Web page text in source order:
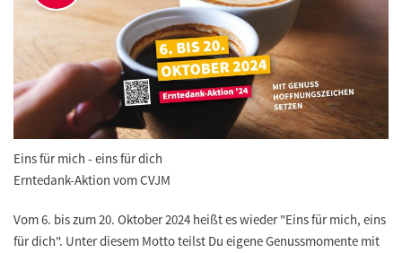
Eins für mich - eins für dich
Erntedank-Aktion vom CVJM
Vom 6. bis zum 20. Oktober 2024 heißt es wieder "Eins für mich, eins
für dich". Unter diesem Motto teilst Du eigene Genussmomente mit